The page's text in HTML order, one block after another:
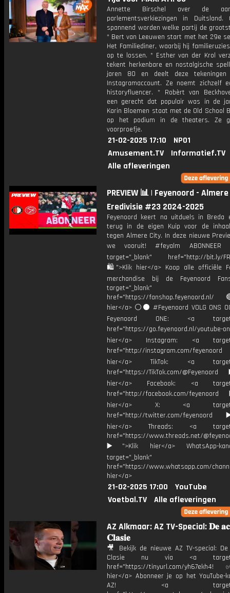
Annette Birschel over de
parlementsverkiezingen in Duitsland.
spannend worden welke partij de
* Bert van Leeuwen start met het 29e
Het Familiediner, waarbij hij
op te lossen. * Esther van der Krol
tekent herkenbare en nostalgische
jaren 80 en deelt deze
Instagramaccount. Ze noemt zichzelf
historyfluencer. * Robèrt van
een gerecht dat populair was in de
Karin Bloemen staat met de Old School
op het podium in de theaters. Ze
voorproefje.
21-02-2025 17:10
NPO1
Amusement.TV
Informatief.TV
Alle afleveringen
PREVIEW 📊 | Feyenoord -
Eredivisie #23 2024-2025
Feyenoord keert na uitduels in Breda
terug in de eigen Kuip voor de
tegen Almere City. In deze nieuwe
we vooruit! #feyalm
target="_blank" href="http://bit.ly/
🛍">Klik hier</a> Koop alle officiële
merchandise bij de Feyenoord
target="_blank"
href="https://
hier</a> ⚪️⚫ #Feyenoord VOLG ONS
Feyenoord ONE: <a
href="https://go.feyenoord.nl/youtube-
hier</a> Instagram: <a
href="http://instagram.com/
hier</a> TikTok: <a
href="https://TikTok.com/
hier</a> Facebook: <a
href="http://facebook.com/
hier</a> X: <a
href="http://twitter.com/
hier</a> Threads: <a
href="https://www.threads.net/
▶️">Klik hier</a> WhatsApp-
target="_blank"
href="https://www.whatsapp.com/
hier</a>
21-02-2025 17:00
YouTube
Voetbal.TV
Alle afleveringen
AZ Alkmaar: AZ TV-Special: 𝐃𝐞
𝐂𝐥𝐚𝐬𝐢𝐞
🎥 Bekijk de nieuwe AZ TV-special:
Clasie nu via <a
href="https://tinyurl.com/
hier</a> Abonneer je op het YouTube-
AZ! <a